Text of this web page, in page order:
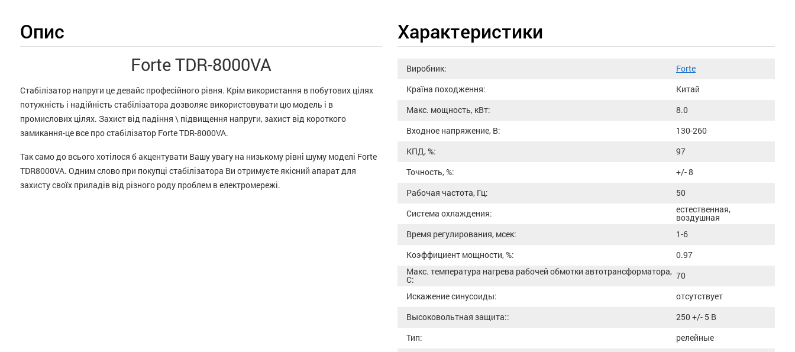
Опис
Forte TDR-8000VA
Стабілізатор напруги це девайс професійного рівня. Крім використання в побутових цілях
потужність і надійність стабілізатора дозволяє використовувати цю модель і в
промислових цілях. Захист від падіння \ підвищення напруги, захист від короткого
замикання-це все про стабілізатор Forte TDR-8000VA.
Так само до всього хотілося б акцентувати Вашу увагу на низькому рівні шуму моделі Forte
TDR8000VA. Одним слово при покупці стабілізатора Ви отримуєте якісний апарат для
захисту своїх приладів від різного роду проблем в електромережі.
Характеристики
Виробник:
Forte
Країна походження:
Китай
Макс. мощность, кВт:
8.0
Входное напряжение, В:
130-260
КПД, %:
97
Точность, %:
+/- 8
Рабочая частота, Гц:
50
Система охлаждения:
естественная,
воздушная
Время регулирования, мсек:
1-6
Коэффициент мощности, %:
0.97
Макс. температура нагрева рабочей обмотки автотрансформатора,
С:
70
Искажение синусоиды:
отсутствует
Высоковольтная защита::
250 +/- 5 В
Тип:
релейные